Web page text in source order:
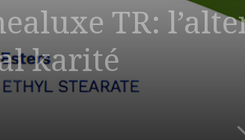
TR:
karité